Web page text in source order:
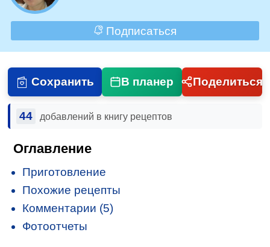
Подписаться
Сохранить В планер Поделиться
44 добавлений в книгу рецептов
Оглавление
Приготовление
Похожие рецепты
Комментарии (5)
Фотоотчеты